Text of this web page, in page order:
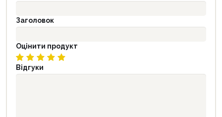
Заголовок
Оцінити продукт
Відгуки